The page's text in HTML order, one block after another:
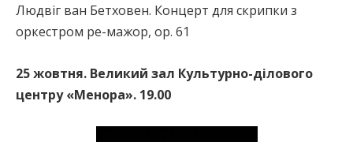
Людвіг ван Бетховен. Концерт для скрипки з
оркестром ре-мажор, op. 61
25 жовтня. Великий зал Культурно-ділового
центру «Менора». 19.00